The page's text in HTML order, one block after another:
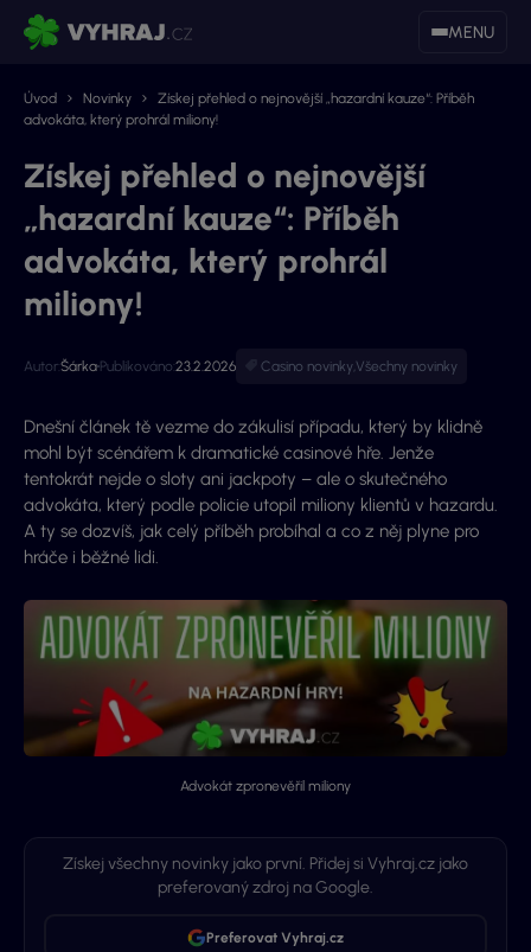
MENU
Úvod Novinky
Získej přehled o nejnovější „hazardní kauze“: Příběh
advokáta, který prohrál miliony!
Získej přehled o nejnovější
„hazardní kauze“: Příběh
advokáta, který prohrál
miliony!
Autor:Šárka Publikováno: 23.2.2026 Casino novinky,Všechny novinky
Dnešní článek tě vezme do zákulisí případu, který by klidně
mohl být scénářem k dramatické casinové hře. Jenže
tentokrát nejde o sloty ani jackpoty – ale o skutečného
advokáta, který podle policie utopil miliony klientů v hazardu.
A ty se dozvíš, jak celý příběh probíhal a co z něj plyne pro
hráče i běžné lidi.
Advokát zpronevěřil miliony
Získej všechny novinky jako první. Přidej si Vyhraj.cz jako
preferovaný zdroj na Google.
Preferovat Vyhraj.cz